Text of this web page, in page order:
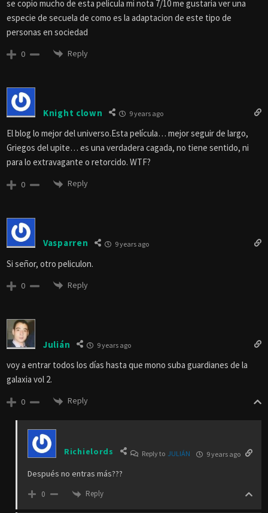
se copio mucho de esta pelicula mi nota 7/10 me gustaria ver una
especie de secuela de como es la adaptacion de este tipo de
personas en sociedad
0 Reply
Knight clown 9 years ago
El blog lo mejor del universo.Esta película… mejor seguir de largo,
Griegos del upite… es una verdadera cagada, no tiene sentido, ni
para lo extravagante o retorcido. WTF?
0 Reply
Vasparren 9 years ago
Si señor, otro peliculon.
0 Reply
Julián 9 years ago
voy a entrar todos los días hasta que mono suba guardianes de la
galaxia vol 2.
0 Reply
Richielords Reply to JULIÁN 9 years ago
Después no entras más???
0 Reply